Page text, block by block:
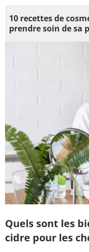
10 recettes de
prendre soin de sa
Quels sont les
cidre pour les